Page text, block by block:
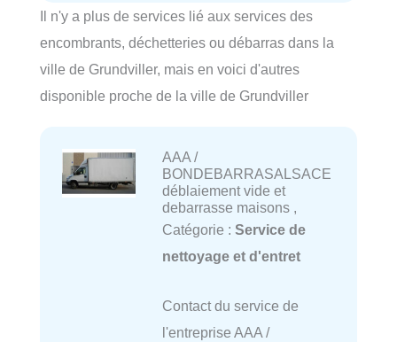
Il n'y a plus de services lié aux services des
encombrants, déchetteries ou débarras dans la
ville de Grundviller, mais en voici d'autres
disponible proche de la ville de Grundviller
AAA /
BONDEBARRASALSACE
déblaiement vide et
debarrasse maisons ,
Catégorie : Service de
nettoyage et d'entret
Contact du service de
l'entreprise AAA /